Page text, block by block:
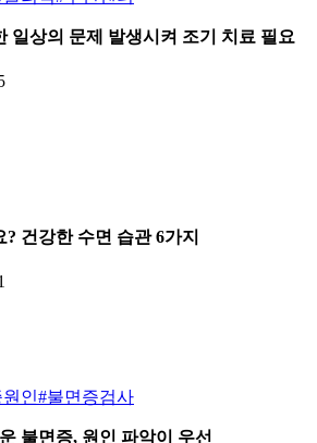
일상의 문제 발생시켜 조기 치료 필요
건강한 수면 습관 6가지
인#불면증검사
불면증, 원인 파악이 우선